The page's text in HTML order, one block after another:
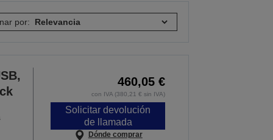
por:
460,05 €
con IVA (380,21 € sin IVA)
Solicitar devolución
de llamada
Dónde comprar